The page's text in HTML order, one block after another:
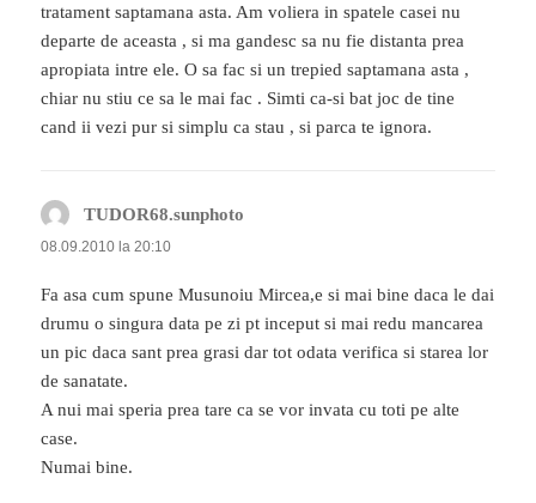
tratament saptamana asta. Am voliera in spatele casei nu
departe de aceasta , si ma gandesc sa nu fie distanta prea
apropiata intre ele. O sa fac si un trepied saptamana asta ,
chiar nu stiu ce sa le mai fac . Simti ca-si bat joc de tine
cand ii vezi pur si simplu ca stau , si parca te ignora.
TUDOR68.sunphoto
08.09.2010 la 20:10
Fa asa cum spune Musunoiu Mircea,e si mai bine daca le dai
drumu o singura data pe zi pt inceput si mai redu mancarea
un pic daca sant prea grasi dar tot odata verifica si starea lor
de sanatate.
A nui mai speria prea tare ca se vor invata cu toti pe alte
case.
Numai bine.